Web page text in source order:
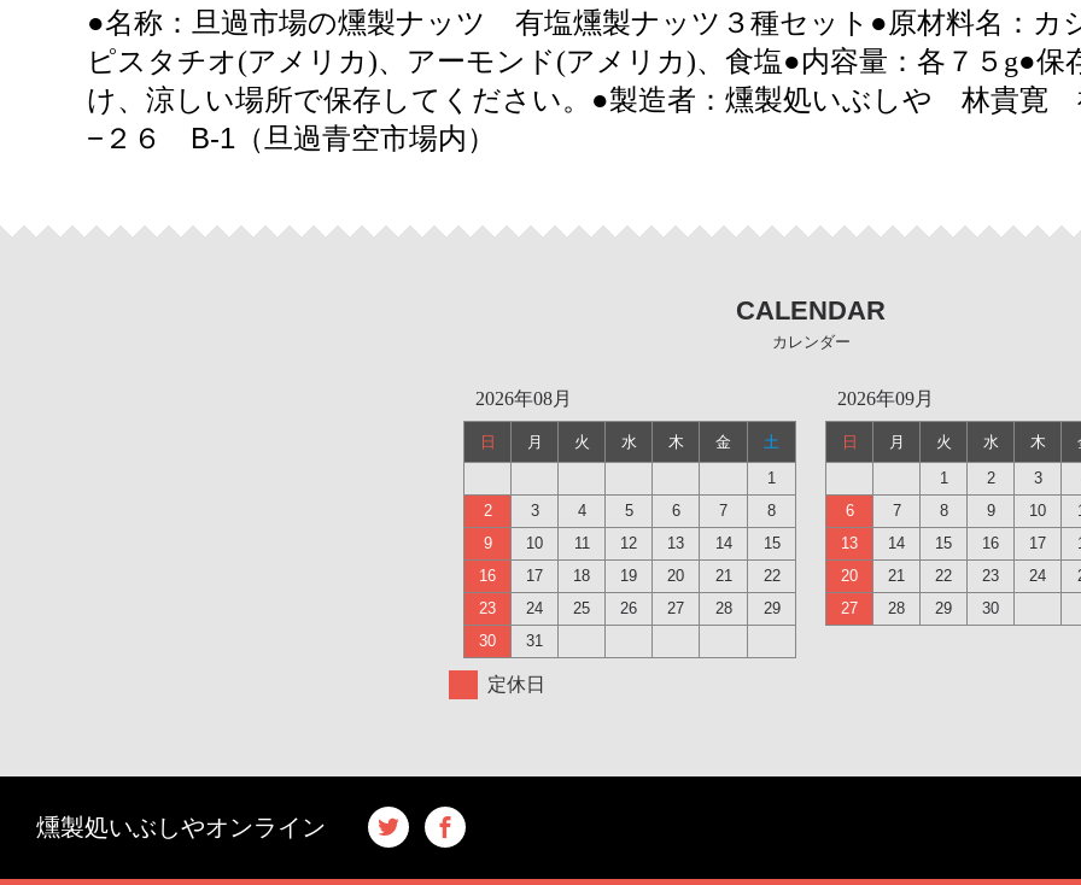
●名称：旦過市場の燻製ナッツ 有塩燻製ナッツ３種セット●原材料名：カ
ピスタチオ(アメリカ)、アーモンド(アメリカ)、食塩●内容量：各７５g●保
け、涼しい場所で保存してください。●製造者：燻製処いぶしや 林貴寛
−２６ B-1（旦過青空市場内）
CALENDAR
カレンダー
2026年08月
日 月 火 水 木 金
土
1
2
3 4 5 6 7
8
9
10 11 12 13 14
15
16
17 18 19 20 21
22
23
24 25 26 27 28
29
30
31
2026年09月
日 月 火 水 木
1
2 3
6
7 8 9 10
13
14 15 16 17
20
21 22 23 24
27
28 29 30
定休日
燻製処いぶしやオンライン